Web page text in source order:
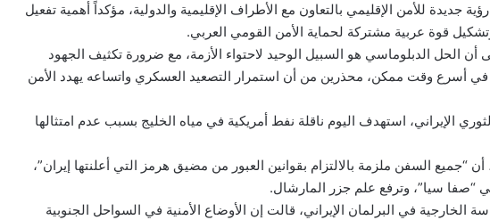
جديدة للأمن الإقليمي بالتعاون مع الأطراف الإقليمية والدولية، مؤكداً أهمية تفعيل
قوة عربية مشتركة لحماية الأمن القومي العربي.
أن الحل الدبلوماسي هو السبيل الوحيد لاحتواء الأزمة، مع ضرورة تكثيف الجهود
في أسرع وقت ممكن، محذرين من أن استمرار التصعيد العسكري واتساعه يهدد الأمن
الإيراني، استهدف اليوم ناقلة نفط أمريكية في مياه الخليج بسبب عدم امتثالها
“جميع السفن ملزمة بالالتزام بقوانين العبور من مضيق هرمز التي أعلنتها إيران”،
“صفا سيا”، وترفع علم جزر المارشال.
الخارجية في البرلمان الإيراني، قالت إن الأوضاع الأمنية في السواحل الجنوبية